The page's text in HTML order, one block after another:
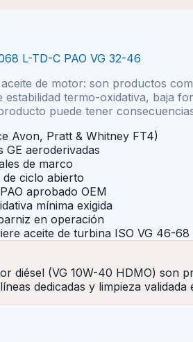
L-TD-C PAO VG 32-46
de motor: son productos
termo-oxidativa, baja
puede tener
Avon, Pratt & Whitney FT4)
aeroderivadas
de marco
ciclo abierto
aprobado OEM
mínima exigida
en operación
aceite de turbina ISO VG 46-68
diésel (VG 10W-40 HDMO)
dedicadas y limpieza